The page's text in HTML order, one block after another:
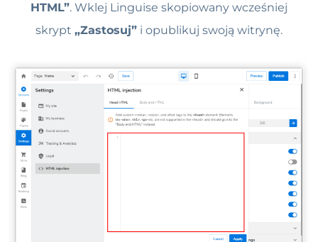
HTML”. Wklej Linguise skopiowany wcześniej
skrypt „Zastosuj” i opublikuj swoją witrynę.